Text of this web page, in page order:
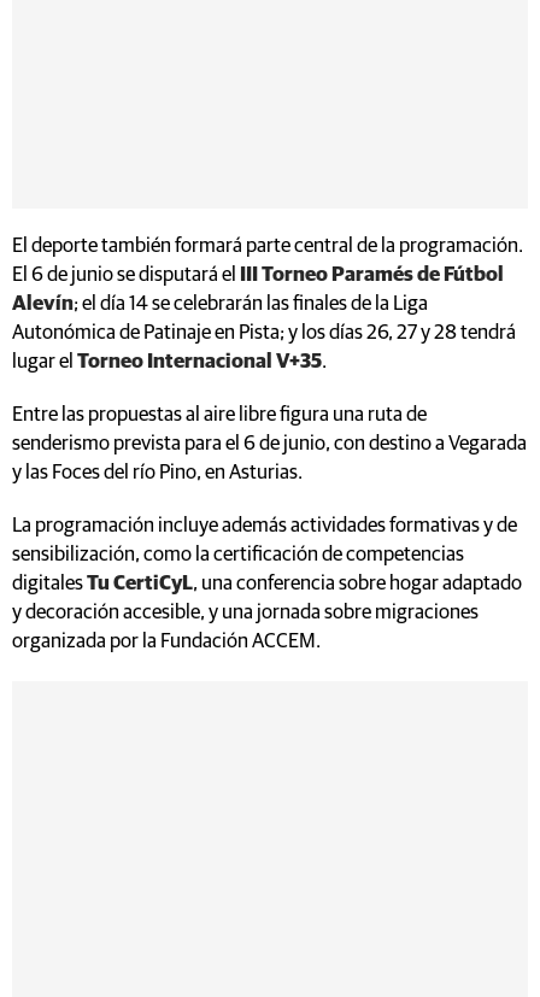
El deporte también formará parte central de la programación.
El 6 de junio se disputará el
III Torneo Paramés de Fútbol
Alevín; el día 14 se celebrarán las finales de la Liga
Autonómica de Patinaje en Pista; y los días 26, 27 y 28 tendrá
lugar el Torneo Internacional V+35.
Entre las propuestas al aire libre figura una ruta de
senderismo prevista para el 6 de junio, con destino a Vegarada
y las Foces del río Pino, en Asturias.
La programación incluye además actividades formativas y de
sensibilización, como la certificación de competencias
digitalesTu CertiCyL, una conferencia sobre hogar adaptado
y decoración accesible, y una jornada sobre migraciones
organizada por la Fundación ACCEM.